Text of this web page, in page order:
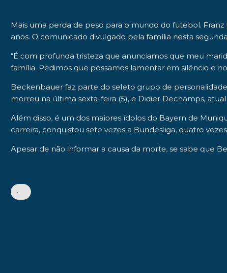
Mais uma perda de peso para o mundo do futebol.
anos. O comunicado divulgado pela família nesta
“É com profunda tristeza que anunciamos que meu
família. Pedimos que possamos lamentar em silêncio e
Beckenbauer faz parte do seleto grupo de
morreu na última sexta-feira (5), e Didier Dechamps,
Além disso, é um dos maiores ídolos do Bayern de
carreira, conquistou sete vezes a Bundesliga, quatro
Apesar de não informar a causa da morte, se sabe que
•